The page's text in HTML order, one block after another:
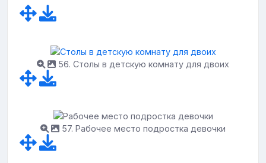
56. Столы в детскую комнату для двоих
57. Рабочее место подростка девочки